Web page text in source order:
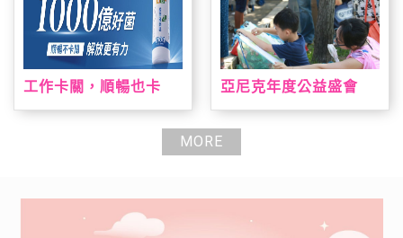
工作卡關，順暢也卡
亞尼克年度公益盛會
期大手牽小手一起寫生
趣，早鳥報到就送手撕
MORE